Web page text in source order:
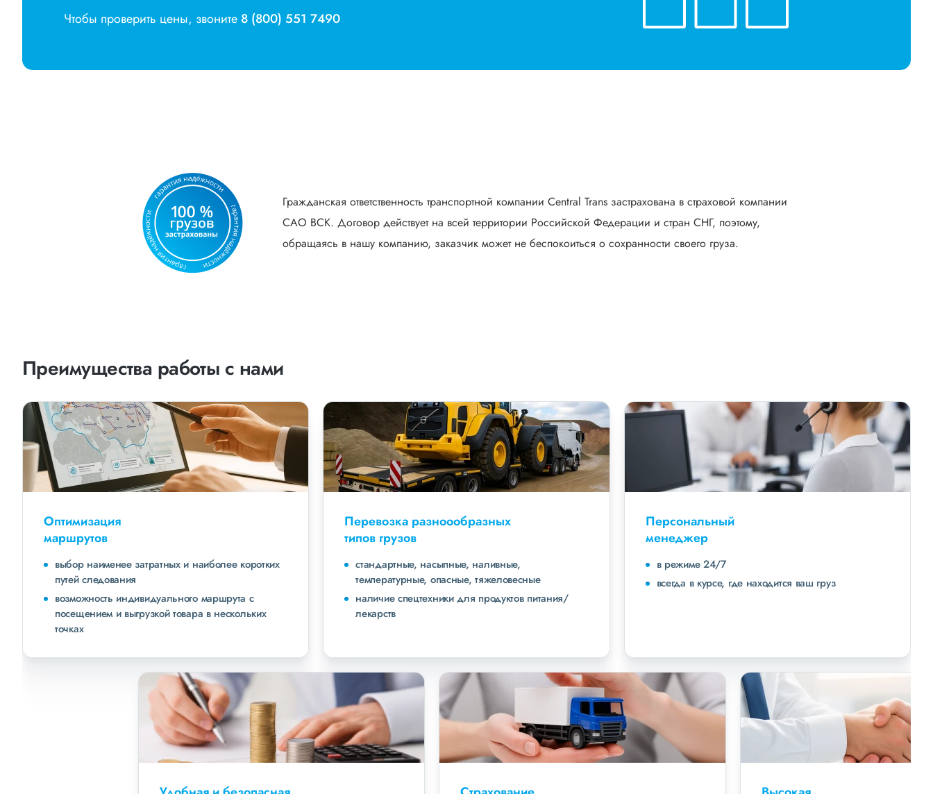
Чтобы проверить цены, звоните 8 (800) 551 7490
Гражданская ответственность транспортной компании Central Trans застрахована в страховой компании
САО ВСК. Договор действует на всей территории Российской Федерации и стран СНГ, поэтому,
обращаясь в нашу компанию, заказчик может не беспокоиться о сохранности своего груза.
Преимущества работы с нами
Оптимизация
маршрутов
выбор наименее затратных и наиболее коротких
путей следования
возможность индивидуального маршрута с
посещением и выгрузкой товара в нескольких
точках
Перевозка разноообразных
типов грузов
стандартные, насыпные, наливные,
температурные, опасные, тяжеловесные
наличие спецтехники для продуктов питания/
лекарств
Персональный
менеджер
в режиме 24/7
всегда в курсе, где находится ваш груз